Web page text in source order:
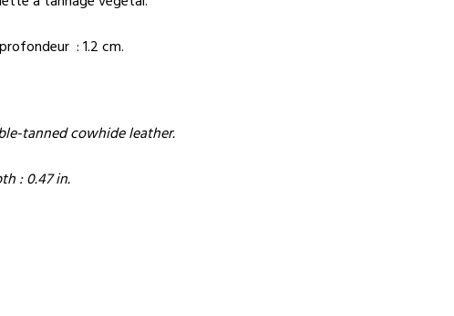
: 1.2 cm.
tanned cowhide leather.
: 0.47 in.